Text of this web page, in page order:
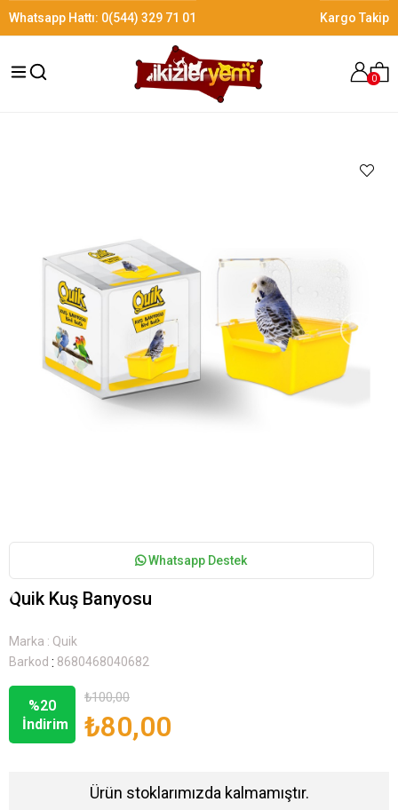
Whatsapp Hattı: 0(544) 329 71 01 Kargo Takip
0
›
Whatsapp Destek
Quik Kuş Banyosu
Marka : Quik
Barkod : 8680468040682
%20
İndirim
₺100,00
₺80,00
Ürün stoklarımızda kalmamıştır.